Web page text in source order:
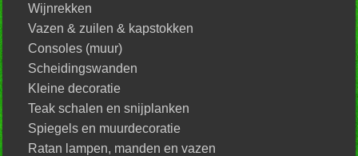
Wijnrekken
Vazen & zuilen & kapstokken
Consoles (muur)
Scheidingswanden
Kleine decoratie
Teak schalen en snijplanken
Spiegels en muurdecoratie
Ratan lampen, manden en vazen